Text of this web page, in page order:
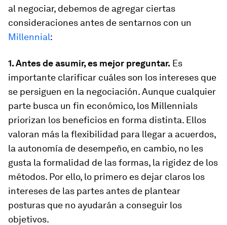
al negociar, debemos de agregar ciertas
consideraciones antes de sentarnos con un
Millennial:
1. Antes de asumir, es mejor preguntar. Es
importante clarificar cuáles son los intereses que
se persiguen en la negociación. Aunque cualquier
parte busca un fin económico, los Millennials
priorizan los beneficios en forma distinta. Ellos
valoran más la flexibilidad para llegar a acuerdos,
la autonomía de desempeño, en cambio, no les
gusta la formalidad de las formas, la rigidez de los
métodos. Por ello, lo primero es dejar claros los
intereses de las partes antes de plantear
posturas que no ayudarán a conseguir los
objetivos.